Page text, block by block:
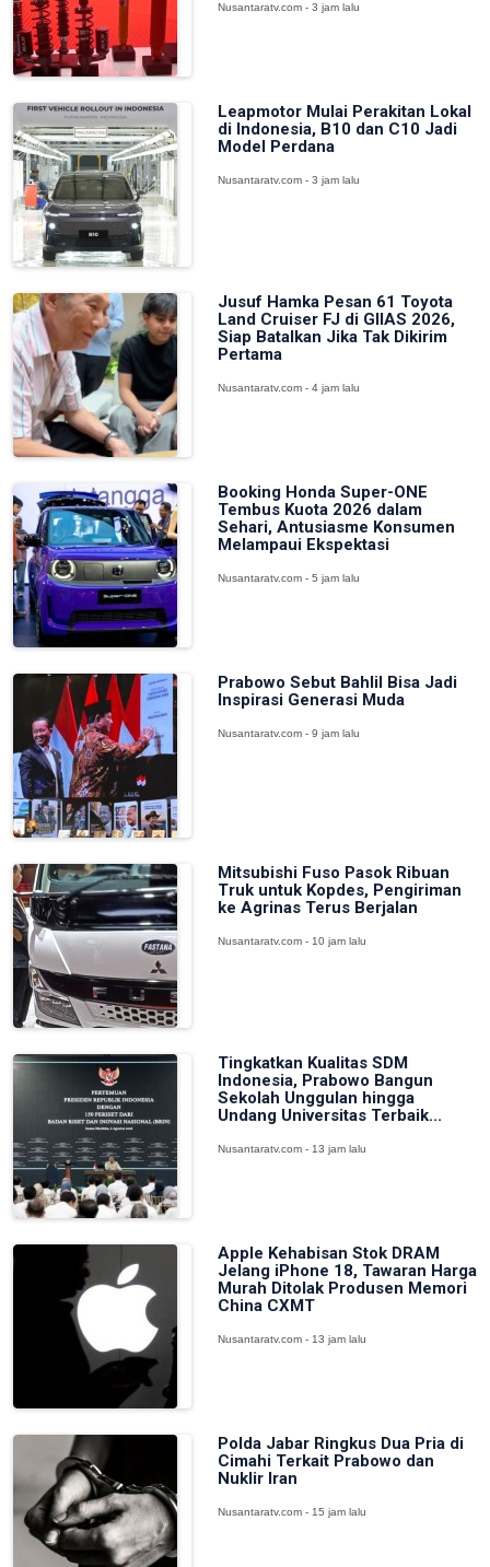
Nusantaratv.com - 3 jam lalu
Leapmotor Mulai Perakitan Lokal
di Indonesia, B10 dan C10 Jadi
Model Perdana
Nusantaratv.com - 3 jam lalu
Jusuf Hamka Pesan 61 Toyota
Land Cruiser FJ di GIIAS 2026,
Siap Batalkan Jika Tak Dikirim
Pertama
Nusantaratv.com - 4 jam lalu
Booking Honda Super-ONE
Tembus Kuota 2026 dalam
Sehari, Antusiasme Konsumen
Melampaui Ekspektasi
Nusantaratv.com - 5 jam lalu
Prabowo Sebut Bahlil Bisa Jadi
Inspirasi Generasi Muda
Nusantaratv.com - 9 jam lalu
Mitsubishi Fuso Pasok Ribuan
Truk untuk Kopdes, Pengiriman
ke Agrinas Terus Berjalan
Nusantaratv.com - 10 jam lalu
Tingkatkan Kualitas SDM
Indonesia, Prabowo Bangun
Sekolah Unggulan hingga
Undang Universitas Terbaik...
Nusantaratv.com - 13 jam lalu
Apple Kehabisan Stok DRAM
Jelang iPhone 18, Tawaran Harga
Murah Ditolak Produsen Memori
China CXMT
Nusantaratv.com - 13 jam lalu
Polda Jabar Ringkus Dua Pria di
Cimahi Terkait Prabowo dan
Nuklir Iran
Nusantaratv.com - 15 jam lalu